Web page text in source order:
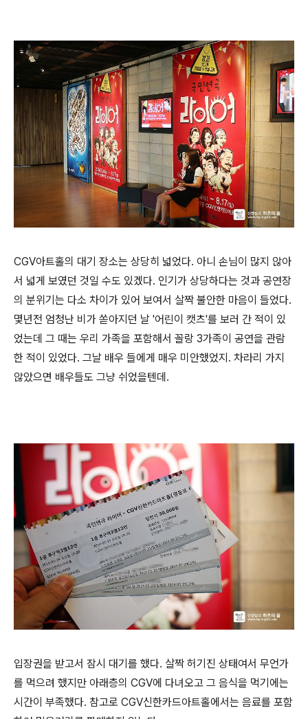
CGV아트홀의 대기 장소는 상당히 넓었다. 아니 손님이 많지 않아
서 넓게 보였던 것일 수도 있겠다. 인기가 상당하다는 것과 공연장
의 분위기는 다소 차이가 있어 보여서 살짝 불안한 마음이 들었다.
몇년전 엄청난 비가 쏟아지던 날 '어린이 캣츠'를 보러 간 적이 있
었는데 그 때는 우리 가족을 포함해서 꼴랑 3가족이 공연을 관람
한 적이 있었다. 그날 배우 들에게 매우 미안했었지. 차라리 가지
않았으면 배우들도 그냥 쉬었을텐데.
입장권을 받고서 잠시 대기를 했다. 살짝 허기진 상태여서 무언가
를 먹으려 했지만 아래층의 CGV에 다녀오고 그 음식을 먹기에는
시간이 부족했다. 참고로 CGV신한카드아트홀에서는 음료를 포함